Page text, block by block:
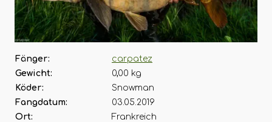
Fänger:
carpatez
Gewicht:
0,00 kg
Köder:
Snowman
Fangdatum:
03.05.2019
Ort:
Frankreich